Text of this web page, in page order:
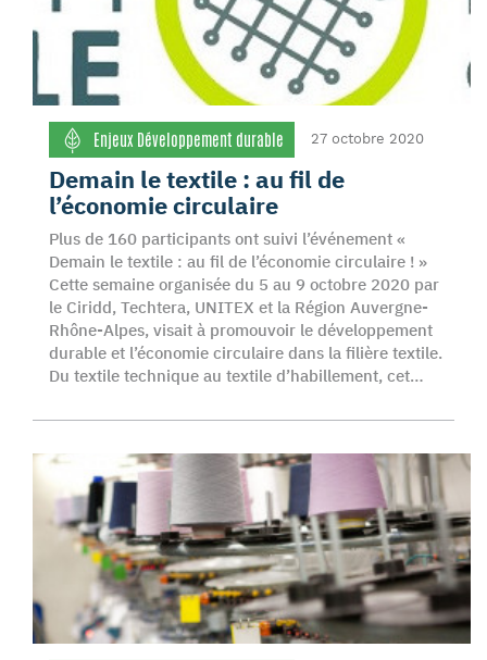
Enjeux Développement durable 27 octobre 2020
Demain le textile : au fil de
l’économie circulaire
Plus de 160 participants ont suivi l’événement «
Demain le textile : au fil de l’économie circulaire ! »
Cette semaine organisée du 5 au 9 octobre 2020 par
le Ciridd, Techtera, UNITEX et la Région Auvergne-
Rhône-Alpes, visait à promouvoir le développement
durable et l’économie circulaire dans la filière textile.
Du textile technique au textile d’habillement, cet…